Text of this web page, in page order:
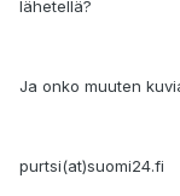
lähetellä?
Ja onko muuten
purtsi(at)suomi24.fi